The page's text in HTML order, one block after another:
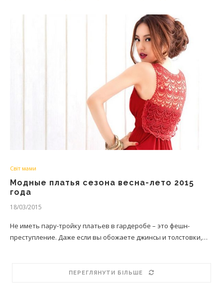
Світ мами
Модные платья сезона весна-лето 2015
года
18/03/2015
Не иметь пару-тройку платьев в гардеробе – это фешн-
преступление. Даже если вы обожаете джинсы и толстовки,…
ПЕРЕГЛЯНУТИ БІЛЬШЕ